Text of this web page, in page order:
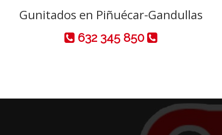
Gunitados en Piñuécar-Gandullas
632 345 850